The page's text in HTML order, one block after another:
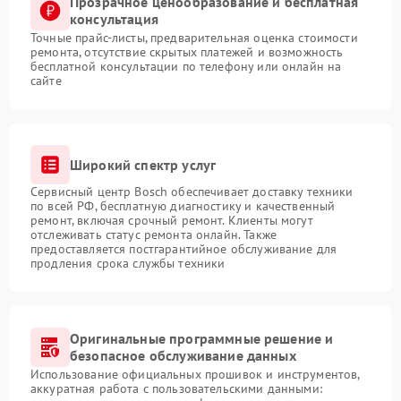
консультация
Точные прайс-листы, предварительная оценка стоимости
ремонта, отсутствие скрытых платежей и возможность
бесплатной консультации по телефону или онлайн на
сайте
Широкий спектр услуг
Сервисный центр Bosch обеспечивает доставку техники
по всей РФ, бесплатную диагностику и качественный
ремонт, включая срочный ремонт. Клиенты могут
отслеживать статус ремонта онлайн. Также
предоставляется постгарантийное обслуживание для
продления срока службы техники
Оригинальные программные решение и
безопасное обслуживание данных
Использование официальных прошивок и инструментов,
аккуратная работа с пользовательскими данными: